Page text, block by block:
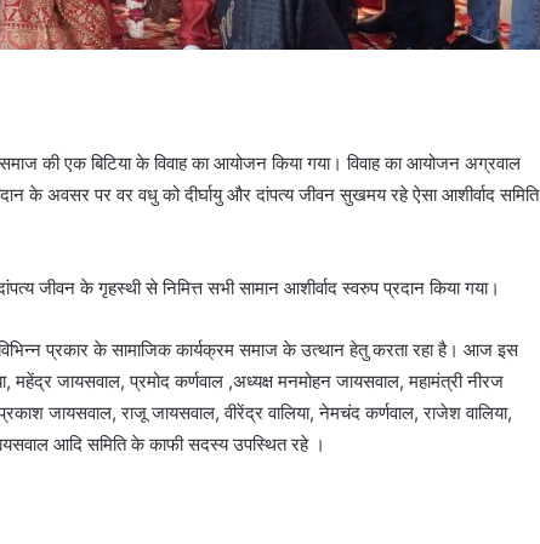
की एक बिटिया के विवाह का आयोजन किया गया। विवाह का आयोजन अग्रवाल
के अवसर पर वर वधु को दीर्घायु और दांपत्य जीवन सुखमय रहे ऐसा आशीर्वाद समिति
जीवन के गृहस्थी से निमित्त सभी सामान आशीर्वाद स्वरुप प्रदान किया गया।
प्रकार के सामाजिक कार्यक्रम समाज के उत्थान हेतु करता रहा है। आज इस
महेंद्र जायसवाल, प्रमोद कर्णवाल ,अध्यक्ष मनमोहन जायसवाल, महामंत्री नीरज
जायसवाल, राजू जायसवाल, वीरेंद्र वालिया, नेमचंद कर्णवाल, राजेश वालिया,
आदि समिति के काफी सदस्य उपस्थित रहे ।